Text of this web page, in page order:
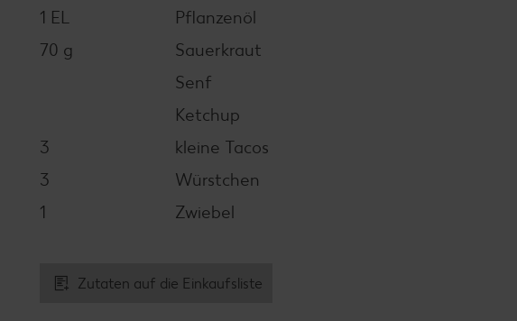
1 EL
Pflanzenöl
70 g
Sauerkraut
Senf
Ketchup
3
kleine Tacos
3
Würstchen
1
Zwiebel
Zutaten auf die Einkaufsliste